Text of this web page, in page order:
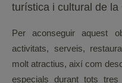
turística i cultural de la
Per aconseguir aquest
activitats, serveis,
molt atractius, així com
especials durant tots